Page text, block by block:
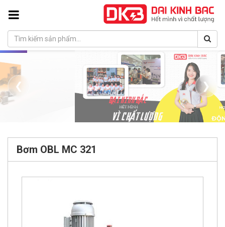
❮ ❯
Bơm OBL MC 321